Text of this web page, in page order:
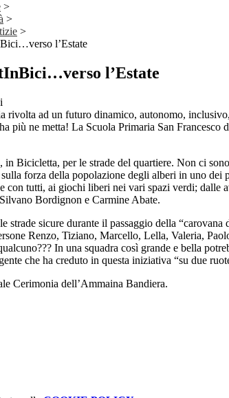
>
>
>
l’Estate
l’Estate
rivolta ad un futuro dinamico, autonomo,
ne metta! La Scuola Primaria San Francesco
Bicicletta, per le strade del quartiere. Non ci
forza della popolazione degli alberi in uno dei
tutti, ai giochi liberi nei vari spazi verdi; dalle
Bordignon e Carmine Abate.
sicure durante il passaggio della “carovana
Renzo, Tiziano, Marcello, Lella, Valeria,
In una squadra così grande e bella
che ha creduto in questa iniziativa “su due
Cerimonia dell’Ammaina Bandiera.